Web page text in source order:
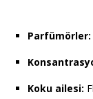
Parfümörler:
Koku ailesi: